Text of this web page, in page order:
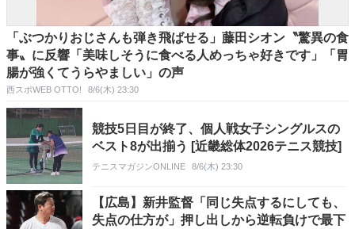
「ぶつかりおじさんも弾き飛ばせる」藤田シオン〝驚異の食
事〟に反響「美味しそうに食べる人めっちゃ好きです」「胃
腸が強くてうらやましい」の声
西スポWEB OTTO! 8/6(木) 23:30
競技5日目が終了、個人戦女子シングルスの
ベスト8が出揃う [近畿総体2026テニス競技]
テニスマガジンONLINE 8/6(木) 23:30
【広島】新井監督「同じ失点するにしても、
失点の仕方が」押し出しから逆転負けで最下